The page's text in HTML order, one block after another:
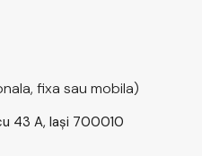
fixa sau mobila)
43 A, Iași 700010